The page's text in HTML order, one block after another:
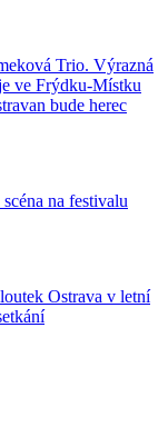
Trio. Výrazná
ve Frýdku-Místku
bude herec
na festivalu
Ostrava v letní